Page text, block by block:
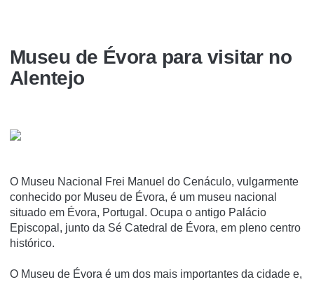
Museu de Évora para visitar no
Alentejo
O Museu Nacional Frei Manuel do Cenáculo, vulgarmente
conhecido por Museu de Évora, é um museu nacional
situado em Évora, Portugal. Ocupa o antigo Palácio
Episcopal, junto da Sé Catedral de Évora, em pleno centro
histórico.
O Museu de Évora é um dos mais importantes da cidade e,